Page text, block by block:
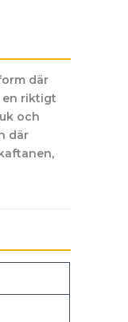
där
en riktigt
och
där